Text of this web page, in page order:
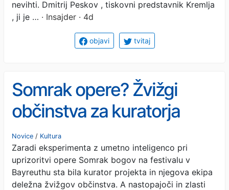
nevihti. Dmitrij Peskov , tiskovni predstavnik Kremlja
, ji je … · Insajder · 4d
objavi tvitaj
Somrak opere? Žvižgi
občinstva za kuratorja
Somraka bogov, kjer
sodeluje umetna
inteligenca.
Novice / Kultura
Zaradi eksperimenta z umetno inteligenco pri
uprizoritvi opere Somrak bogov na festivalu v
Bayreuthu sta bila kurator projekta in njegova ekipa
deležna žvižgov občinstva. A nastopajoči in zlasti